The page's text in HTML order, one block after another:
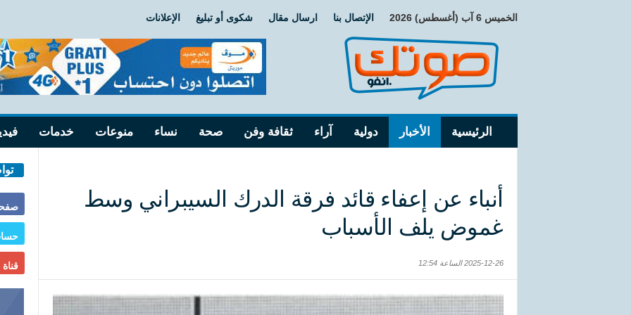
الخميس 6 آب (أغسطس) 2026 الإتصال بنا ارسال مقال شكوى أو تبليغ الإعلانات
الرئيسية الأخبار دولية آراء ثقافة وفن صحة نساء منوعات خدمات
أنباء عن إعفاء قائد فرقة الدرك السيبراني وسط
غموض يلف الأسباب
2025-12-26 الساعة 12:54